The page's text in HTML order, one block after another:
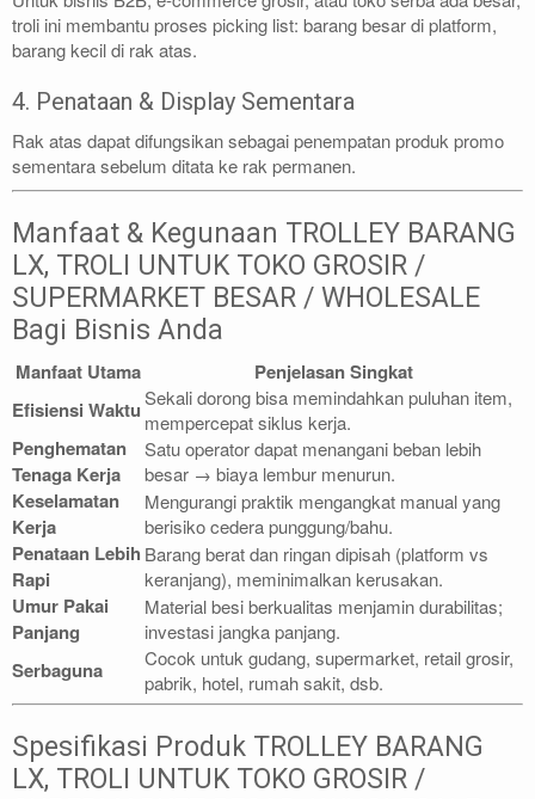
troli ini membantu proses picking list: barang besar di platform,
barang kecil di rak atas.
4. Penataan & Display Sementara
Rak atas dapat difungsikan sebagai penempatan produk promo
sementara sebelum ditata ke rak permanen.
Manfaat & Kegunaan TROLLEY BARANG
LX, TROLI UNTUK TOKO GROSIR /
SUPERMARKET BESAR / WHOLESALE
Bagi Bisnis Anda
Manfaat Utama
Penjelasan Singkat
Efisiensi WaktuSekali dorong bisa memindahkan puluhan item,
mempercepat siklus kerja.
Penghematan
Tenaga Kerja
Satu operator dapat menangani beban lebih
besar → biaya lembur menurun.
Keselamatan
Kerja
Mengurangi praktik mengangkat manual yang
berisiko cedera punggung/bahu.
Penataan Lebih
Rapi
Barang berat dan ringan dipisah (platform vs
keranjang), meminimalkan kerusakan.
Umur Pakai
Panjang
Material besi berkualitas menjamin durabilitas;
investasi jangka panjang.
Serbaguna
Cocok untuk gudang, supermarket, retail grosir,
pabrik, hotel, rumah sakit, dsb.
Spesifikasi Produk TROLLEY BARANG
LX, TROLI UNTUK TOKO GROSIR /